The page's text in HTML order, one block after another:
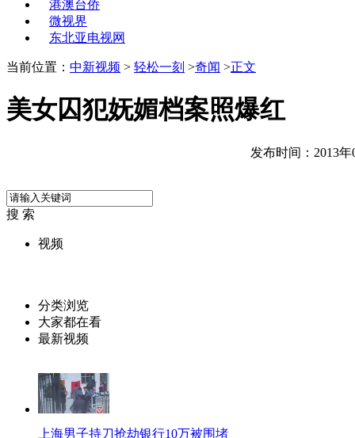
港澳台侨
微视界
东北亚电视网
当前位置： 中新视频 > 轻松一刻 >奇闻 >正文
美女囚犯妩媚档案照爆红
发布时间：2013年
搜 索
视频
分类浏览
大家都在看
最新视频
上海男子持刀抢劫银行10万被围堵